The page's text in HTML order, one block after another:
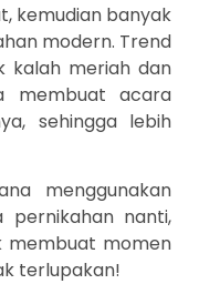
kemudian banyak
modern. Trend
kalah meriah dan
membuat acara
sehingga lebih
menggunakan
pernikahan nanti,
membuat momen
terlupakan!